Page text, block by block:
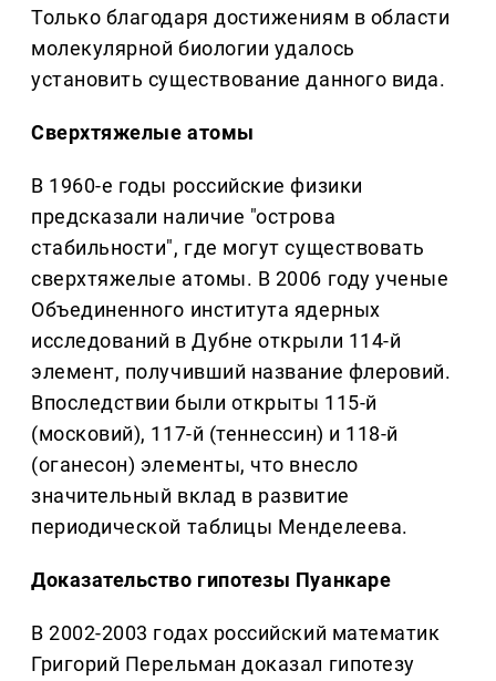
Только благодаря достижениям в области
молекулярной биологии удалось
установить существование данного вида.
Сверхтяжелые атомы
В 1960-е годы российские физики
предсказали наличие "острова
стабильности", где могут существовать
сверхтяжелые атомы. В 2006 году ученые
Объединенного института ядерных
исследований в Дубне открыли 114-й
элемент, получивший название флеровий.
Впоследствии были открыты 115-й
(московий), 117-й (теннессин) и 118-й
(оганесон) элементы, что внесло
значительный вклад в развитие
периодической таблицы Менделеева.
Доказательство гипотезы Пуанкаре
В 2002-2003 годах российский математик
Григорий Перельман доказал гипотезу